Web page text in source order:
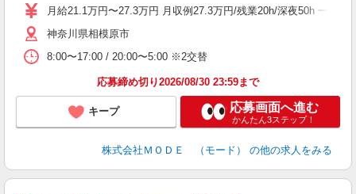
月給21.1万円〜27.3万円 月収例27.3万円/残業20h/深夜50h 一
神奈川県相模原市
8:00〜17:00 / 20:00〜5:00 ※2交替
応募締め切り2026/08/30 23:59まで
キープ 応募画面へ進む
かんたん3ステップ！
株式会社ＭＯＤＥ （モード） の他の求人をみる